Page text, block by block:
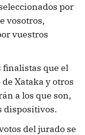
por
vosotros,
vuestros
finalistas que el
Xataka y otros
a los que son,
dispositivos.
del jurado se